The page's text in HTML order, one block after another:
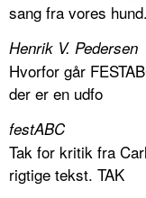
sang fra vores
Henrik V. Pedersen
Hvorfor går
der er en udfo
festABC
Tak for kritik fra
rigtige tekst. TAK